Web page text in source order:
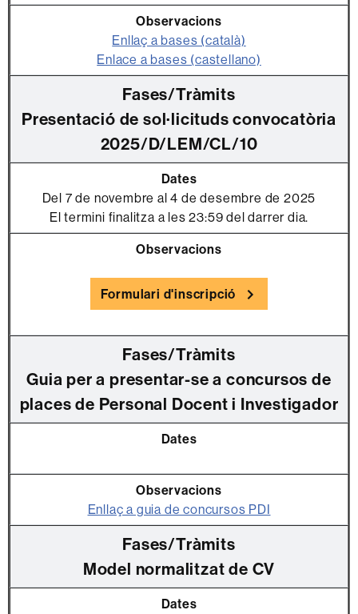
Enllaç a bases (català)
Enlace a bases (castellano)
Presentació de sol·licituds convocatòria
2025/D/LEM/CL/10
Del 7 de novembre al 4 de desembre de 2025
El termini finalitza a les 23:59 del darrer dia.
Formulari d'inscripció
Guia per a presentar-se a concursos de
places de Personal Docent i Investigador
Enllaç a guia de concursos PDI
Model normalitzat de CV